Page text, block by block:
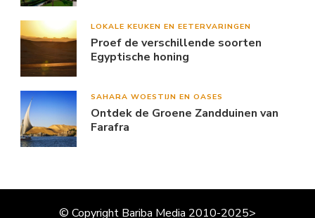
LOKALE KEUKEN EN EETERVARINGEN
Proef de verschillende soorten
Egyptische honing
SAHARA WOESTIJN EN OASES
Ontdek de Groene Zandduinen van
Farafra
© Copyright Bariba Media 2010-2025>